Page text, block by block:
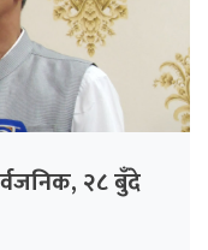
२८ बुँदे